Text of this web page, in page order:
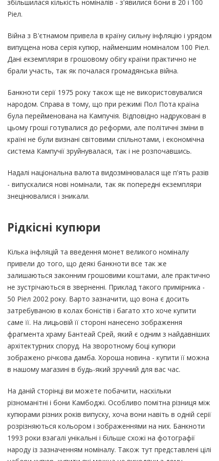
збільшилася кількість номіналів - з'явилися бони в 20 і 100
Ріел.
Війна з В'єтнамом привела в країну сильну інфляцію і урядом
випущена нова серія купюр, найменшим номіналом 100 Ріел.
Дані екземпляри в грошовому обігу країни практично не
брали участь, так як почалася громадянська війна.
Банкноти серії 1975 року також ще не використовувалися
народом. Справа в тому, що при режимі Пол Пота країна
була перейменована на Кампучія. Відповідно надруковані в
цьому гроші готувалися до реформи, але політичні зміни в
країні не були визнані світовими спільнотами, і економічна
система Кампучії зруйнувалася, так і не розпочавшись.
Надалі національна валюта видозмінювалася ще п'ять разів
- випускалися нові номінали, так як попередні екземпляри
знецінювалися і зникали.
Рідкісні купюри
Кілька інфляцій та введення монет великого номіналу
привели до того, що деякі банкноти все так же
залишаються законним грошовими коштами, але практично
не зустрічаються в зверненні. Приклад такого примірника -
50 Ріел 2002 року. Варто зазначити, що вона є досить
затребуваною в колах боністів і багато хто хоче купити
саме її. На лицьовій її стороні нанесено зображення
фрагмента храму Бантеай Срей, який є одним з найдавніших
архітектурних споруд. На зворотному боці купюри
зображено річкова дамба. Хороша новина - купити її можна
в нашому магазині в будь-який зручний для вас час.
На даній сторінці ви можете побачити, наскільки
різноманітні і бони Камбоджі. Особливо помітна різниця між
купюрами різних років випуску, хоча вони навіть в одній серії
розрізняються кольором і зображеннями на них. Банкноти
1993 роки взагалі унікальні і більше схожі на фотографії
народу із зазначенням номіналу. Також тут представлені цілі